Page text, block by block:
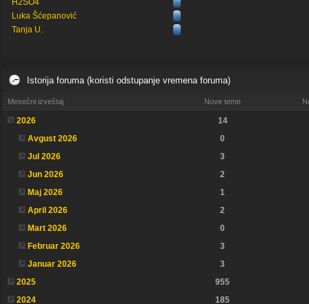
Luka Šćepanović
Tanja U.
Istorija foruma (koristi odstupanje vremena foruma)
Mesečni izveštaj Nove teme
2026
14
Avgust 2026
0
Jul 2026
3
Jun 2026
2
Maj 2026
1
April 2026
2
Mart 2026
0
Februar 2026
3
Januar 2026
3
2025
955
2024
185